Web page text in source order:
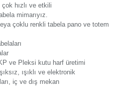
hızlı ve etkili
mimarıyız.
çoklu renkli tabela pano ve totem
ve Pleksi kutu harf üretimi
ışıklı ve elektronik
iç ve dış mekan